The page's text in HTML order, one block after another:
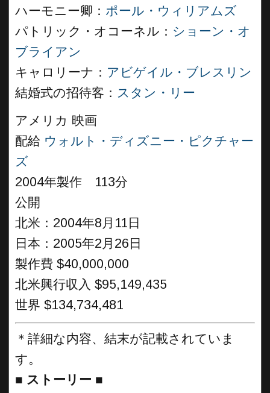
ハーモニー卿： ポール・ウィリアムズ
パトリック・オコーネル： ショーン・オ
ブライアン
キャロリーナ： アビゲイル・ブレスリン
結婚式の招待客： スタン・リー
アメリカ 映画
配給 ウォルト・ディズニー・ピクチャー
ズ
2004年製作 113分
公開
北米：2004年8月11日
日本：2005年2月26日
製作費 $40,000,000
北米興行収入 $95,149,435
世界 $134,734,481
＊詳細な内容、結末が記載されていま
す。
■ ストーリー ■